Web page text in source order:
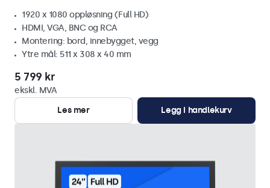
1920 x 1080 oppløsning (Full HD)
HDMI, VGA, BNC og RCA
Montering: bord, innebygget, vegg
Ytre mål: 511 x 308 x 40 mm
5 799 kr
ekskl. MVA
Les mer
Legg i handlekurv